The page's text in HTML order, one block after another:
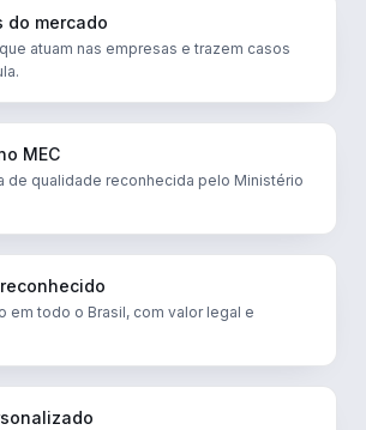
do mercado
atuam nas empresas e trazem casos
MEC
de qualidade reconhecida pelo Ministério
em todo o Brasil, com valor legal e